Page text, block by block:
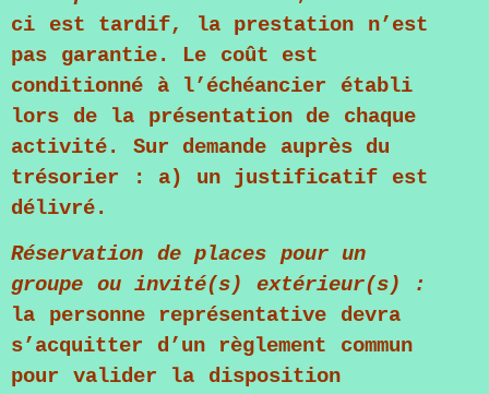
ci est tardif, la prestation n’est
pas garantie. Le coût est
conditionné à l’échéancier établi
lors de la présentation de chaque
activité. Sur demande auprès du
trésorier : a) un justificatif est
délivré.
Réservation de places pour un
groupe ou invité(s) extérieur(s) :
la personne représentative devra
s’acquitter d’un règlement commun
pour valider la disposition